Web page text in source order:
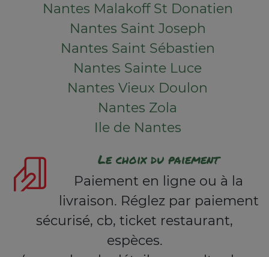
Nantes Malakoff St Donatien
Nantes Saint Joseph
Nantes Saint Sébastien
Nantes Sainte Luce
Nantes Vieux Doulon
Nantes Zola
Ile de Nantes
Le choix du paiement
Paiement en ligne ou à la
livraison. Réglez par paiement
sécurisé, cb, ticket restaurant,
espèces.